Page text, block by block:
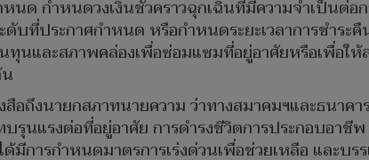
นด กำหนดวงเงินชั่วคราวฉุกเฉินที่มีความจำเป็นต่
บที่ประกาศกำหนด หรือกำหนดระยะเวลาการชำร
ทุนและสภาพคล่องเพื่อซ่อมแซมที่อยู่อาศัยหรือเพื่อใ
ถึงนายกสภาทนายความ ว่าทางสมาคมฯและธนาค
รุนแรงต่อที่อยู่อาศัย การดำรงชีวิตการประกอบอาชี
มีการกำหนดมาตรการเร่งด่วนเพื่อช่วยเหลือ และบ